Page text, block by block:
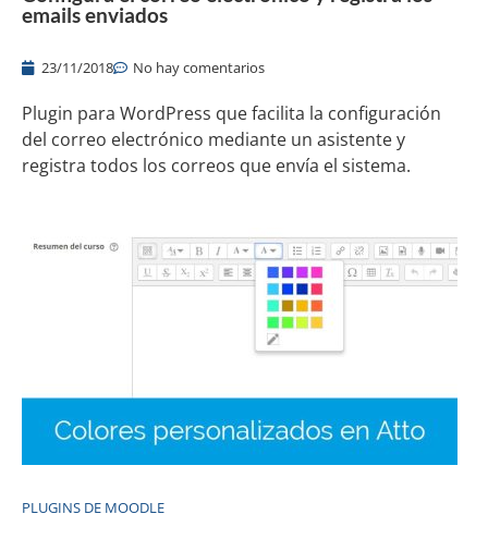
emails enviados
23/11/2018 No hay comentarios
Plugin para WordPress que facilita la configuración
del correo electrónico mediante un asistente y
registra todos los correos que envía el sistema.
PLUGINS DE MOODLE